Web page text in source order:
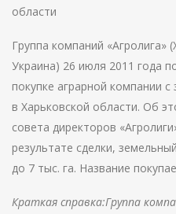
области
Группа компаний «Агролига»
Украина) 26 июля 2011 года
покупке аграрной компании
в Харьковской области. Об
совета директоров
результате сделки,
до 7 тыс. га. Название
Краткая справка:Группа